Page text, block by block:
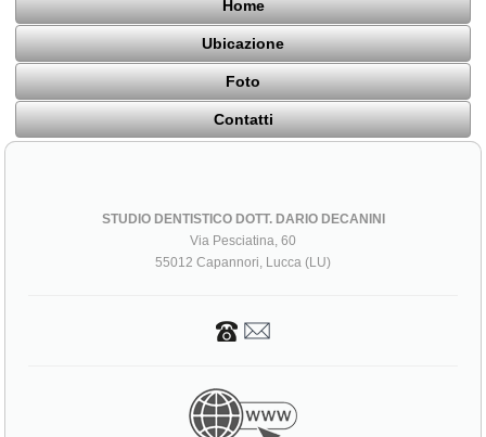
Home
Ubicazione
Foto
Contatti
STUDIO DENTISTICO DOTT. DARIO DECANINI
Via Pesciatina, 60
55012 Capannori, Lucca (LU)